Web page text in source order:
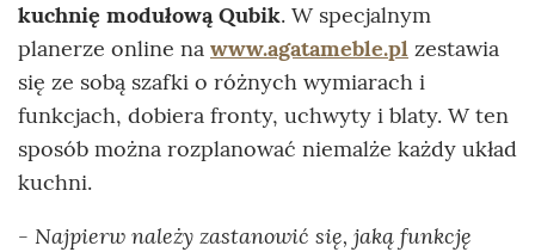
kuchnię modułową Qubik. W specjalnym
planerze online na www.agatameble.pl zestawia
się ze sobą szafki o różnych wymiarach i
funkcjach, dobiera fronty, uchwyty i blaty. W ten
sposób można rozplanować niemalże każdy układ
kuchni.
- Najpierw należy zastanowić się, jaką funkcję